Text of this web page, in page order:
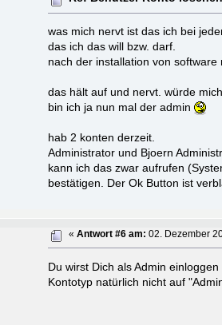
was mich nervt ist das ich bei
das ich das will bzw. darf.
nach der installation von
das hält auf und nervt. würde
bin ich ja nun mal der admin
hab 2 konten derzeit.
Administrator und Bjoern
kann ich das zwar aufrufen
bestätigen. Der Ok Button ist
«Antwort #6 am: 02. Dezember
Du wirst Dich als Admin
Kontotyp natürlich nicht auf